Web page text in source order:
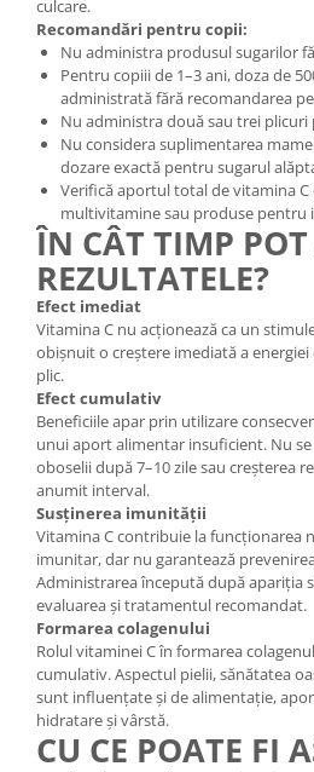
culcare.
Recomandări pentru copii:
Nu administra produsul sugarilor
Pentru copiii de 1–3 ani, doza de
administrată fără recomandarea
Nu administra două sau trei plicuri
Nu considera suplimentarea
dozare exactă pentru sugarul
Verifică aportul total de vitamina
multivitamine sau produse pentru
ÎN CÂT TIMP
REZULTATELE?
Efect imediat
Vitamina C nu acționează ca un
obișnuit o creștere imediată a
plic.
Efect cumulativ
Beneficiile apar prin utilizare
unui aport alimentar insuficient. Nu
oboselii după 7–10 zile sau creșterea
anumit interval.
Susținerea imunității
Vitamina C contribuie la funcționarea
imunitar, dar nu garantează
Administrarea începută după apariția
evaluarea și tratamentul recomandat.
Formarea colagenului
Rolul vitaminei C în formarea
cumulativ. Aspectul pielii, sănătatea
sunt influențate și de alimentație,
hidratare și vârstă.
CU CE POATE FI